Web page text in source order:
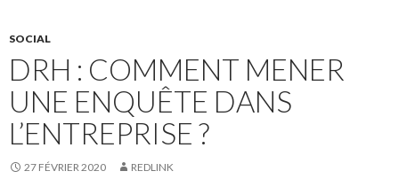
SOCIAL
DRH : COMMENT MENER
UNE ENQUÊTE DANS
L’ENTREPRISE ?
27 FÉVRIER 2020 REDLINK